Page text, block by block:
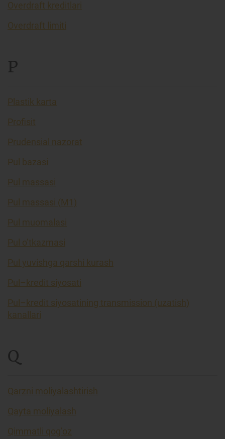
Overdraft kreditlari
Overdraft limiti
P
Plastik karta
Profisit
Prudensial nazorat
Pul bazasi
Pul massasi
Pul massasi (M1)
Pul muomalasi
Pul o’tkazmasi
Pul yuvishga qarshi kurash
Pul–kredit siyosati
Pul–kredit siyosatining transmission (uzatish)
kanallari
Q
Qarzni moliyalashtirish
Qayta moliyalash
Qimmatli qog’oz